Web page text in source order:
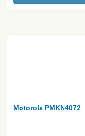
Motorola PMKN4072